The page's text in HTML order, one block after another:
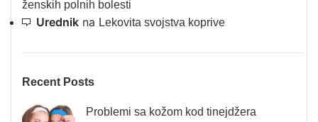
ženskih polnih bolesti
Urednik na Lekovita svojstva koprive
Recent Posts
Problemi sa kožom kod tinejdžera